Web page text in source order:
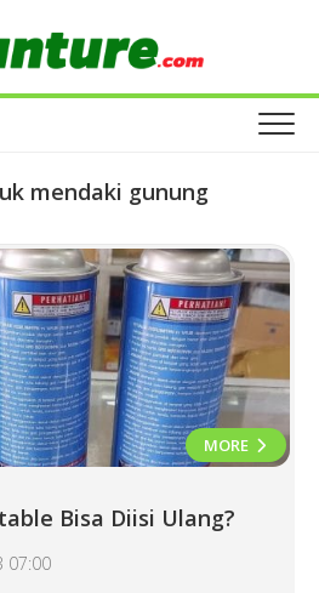
mendaki gunung
MORE
Bisa Diisi Ulang?
07:00